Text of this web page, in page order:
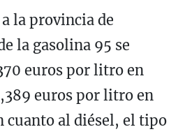
la provincia de
la gasolina 95 se
euros por litro en
euros por litro en
cuanto al diésel, el tipo